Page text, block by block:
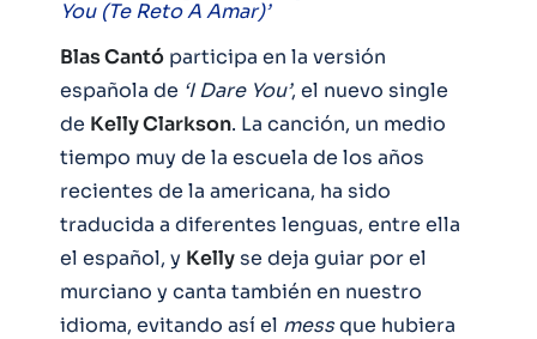
You (Te Reto A Amar)’
Blas Cantó participa en la versión
española de ‘I Dare You’, el nuevo single
de Kelly Clarkson. La canción, un medio
tiempo muy de la escuela de los años
recientes de la americana, ha sido
traducida a diferentes lenguas, entre ella
el español, y Kellyse deja guiar por el
murciano y canta también en nuestro
idioma, evitando así el messque hubiera